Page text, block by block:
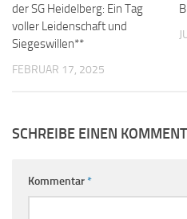
der SG Heidelberg: Ein Tag
voller Leidenschaft und
Siegeswillen**
FEBRUAR 17, 2025
SCHREIBE EINEN
Kommentar*